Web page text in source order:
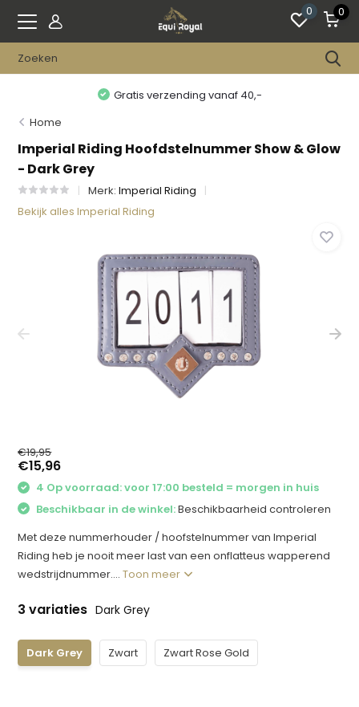
0 0
Gratis verzending vanaf 40,-
Home
Imperial Riding Hoofdstelnummer Show & Glow
- Dark Grey
Merk:Imperial Riding
Bekijk alles Imperial Riding
€19,95
€15,96
4 Op voorraad: voor 17:00 besteld = morgen in huis
Beschikbaar in de winkel:Beschikbaarheid controleren
Met deze nummerhouder / hoofstelnummer van Imperial
Riding heb je nooit meer last van een onflatteus wapperend
wedstrijdnummer....Toon meer
3 variaties Dark Grey
Dark Grey Zwart Zwart Rose Gold